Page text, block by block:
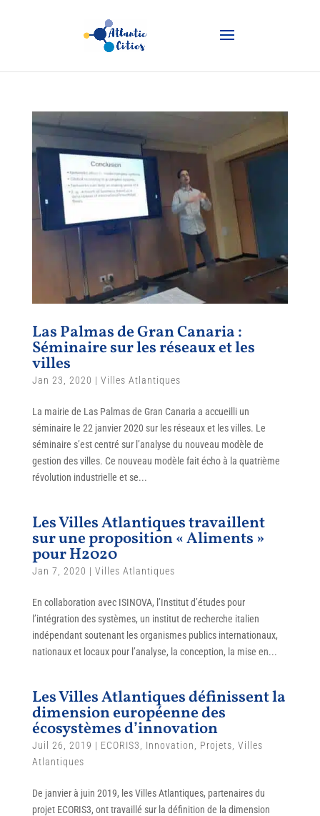
Las Palmas de Gran Canaria :
Séminaire sur les réseaux et les
villes
Jan 23, 2020 | Villes Atlantiques
La mairie de Las Palmas de Gran Canaria a accueilli un
séminaire le 22 janvier 2020 sur les réseaux et les villes. Le
séminaire s’est centré sur l’analyse du nouveau modèle de
gestion des villes. Ce nouveau modèle fait écho à la quatrième
révolution industrielle et se...
Les Villes Atlantiques travaillent
sur une proposition « Aliments »
pour H2020
Jan 7, 2020 | Villes Atlantiques
En collaboration avec ISINOVA, l’Institut d’études pour
l’intégration des systèmes, un institut de recherche italien
indépendant soutenant les organismes publics internationaux,
nationaux et locaux pour l’analyse, la conception, la mise en...
Les Villes Atlantiques définissent la
dimension européenne des
écosystèmes d’innovation
Juil 26, 2019 | ECORIS3 Innovation Projets Villes
Atlantiques
De janvier à juin 2019, les Villes Atlantiques, partenaires du
projet ECORIS3, ont travaillé sur la définition de la dimension